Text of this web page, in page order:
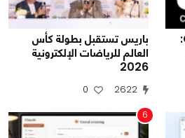
OpenAI تطلق GPT-Live:
باريس تستقبل بطولة كأس
العالم للرياضات الإلكترونية
2026
2622
0
6